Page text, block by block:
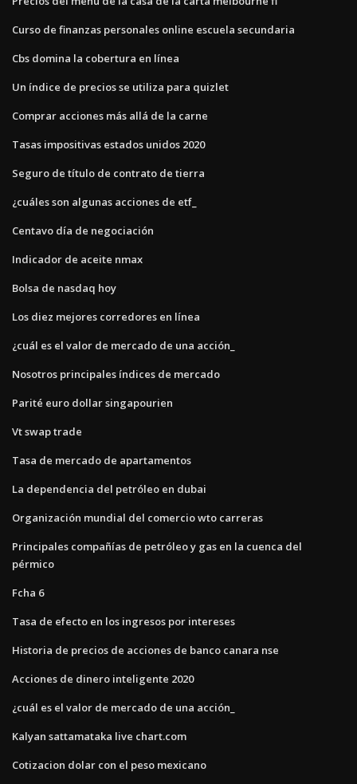
Curso de finanzas personales online escuela secundaria
Cbs domina la cobertura en línea
Un índice de precios se utiliza para quizlet
Comprar acciones más allá de la carne
Tasas impositivas estados unidos 2020
Seguro de título de contrato de tierra
¿cuáles son algunas acciones de etf_
Centavo día de negociación
Indicador de aceite nmax
Bolsa de nasdaq hoy
Los diez mejores corredores en línea
¿cuál es el valor de mercado de una acción_
Nosotros principales índices de mercado
Parité euro dollar singapourien
Vt swap trade
Tasa de mercado de apartamentos
La dependencia del petróleo en dubai
Organización mundial del comercio wto carreras
Principales compañías de petróleo y gas en la cuenca del
pérmico
Fcha 6
Tasa de efecto en los ingresos por intereses
Historia de precios de acciones de banco canara nse
Acciones de dinero inteligente 2020
¿cuál es el valor de mercado de una acción_
Kalyan sattamataka live chart.com
Cotizacion dolar con el peso mexicano